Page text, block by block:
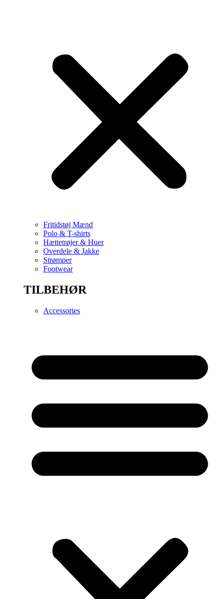
Fritidstøj Mænd
Polo & T-shirts
Hættetrøjer & Huer
Overdele & Jakke
Strømper
Footwear
TILBEHØR
Accessories